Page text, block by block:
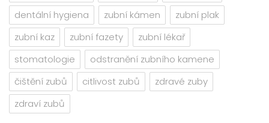
dentální hygiena
zubní kámen
zubní plak
zubní kaz
zubní fazety
zubní lékař
stomatologie
odstranění zubního kamene
čištění zubů
citlivost zubů
zdravé zuby
zdraví zubů